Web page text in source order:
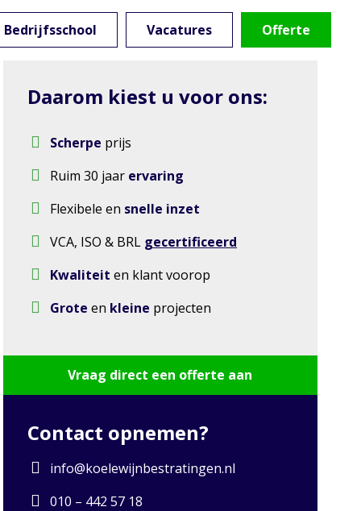
Bedrijfsschool Vacatures Offerte
Daarom kiest u voor ons:
Scherpe prijs
Ruim 30 jaar ervaring
Flexibele en snelle inzet
VCA, ISO & BRL gecertificeerd
Kwaliteit en klant voorop
Grote en kleine projecten
Vraag direct een offerte aan
Contact opnemen?
info@koelewijnbestratingen.nl
010 – 442 57 18